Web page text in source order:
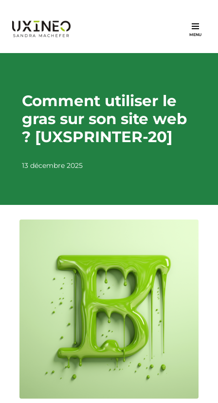
Aller
au
Comment utiliser le
gras sur son site web
? [UXSPRINTER-20]
13 décembre 2025